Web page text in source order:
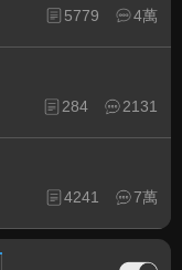
5779 4萬
284 2131
4241 7萬